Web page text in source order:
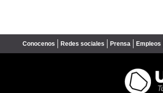
Conocenos Redes sociales Prensa Empleos